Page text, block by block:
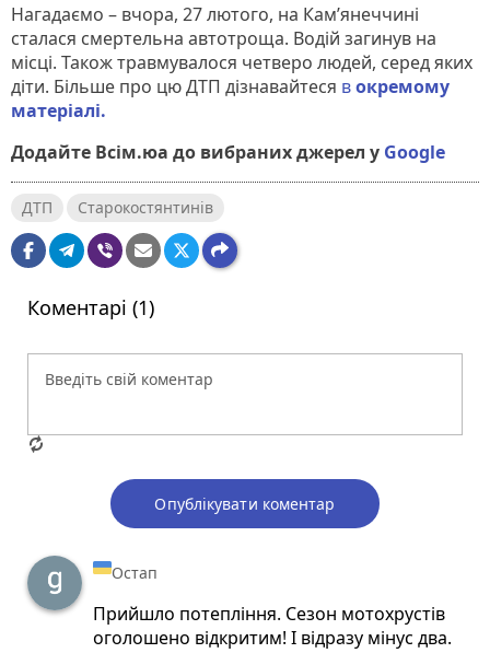
Нагадаємо – вчора, 27 лютого, на Кам’янеччині
сталася смертельна автотроща. Водій загинув на
місці. Також травмувалося четверо людей, серед яких
діти. Більше про цю ДТП дізнавайтеся вокремому
матеріалі.
Додайте Всім.юа до вибраних джерел у Google
ДТП Старокостянтинів
Коментарі (1)
Опублікувати коментар
Остап
Прийшло потепління. Сезон мотохрустів
оголошено відкритим! І відразу мінус два.